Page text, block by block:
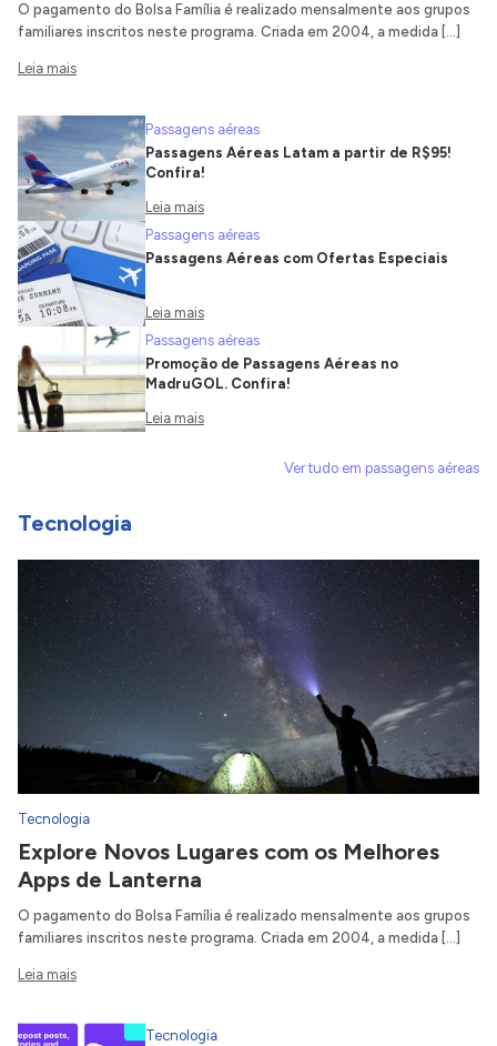
O pagamento do Bolsa Família é realizado mensalmente aos grupos
familiares inscritos neste programa. Criada em 2004, a medida […]
Leia mais
Passagens aéreas
Passagens Aéreas Latam a partir de R$95!
Confira!
Leia mais
Passagens aéreas
Passagens Aéreas com Ofertas Especiais
Leia mais
Passagens aéreas
Promoção de Passagens Aéreas no
MadruGOL. Confira!
Leia mais
Ver tudo em passagens aéreas
Tecnologia
Tecnologia
Explore Novos Lugares com os Melhores
Apps de Lanterna
O pagamento do Bolsa Família é realizado mensalmente aos grupos
familiares inscritos neste programa. Criada em 2004, a medida […]
Leia mais
Tecnologia